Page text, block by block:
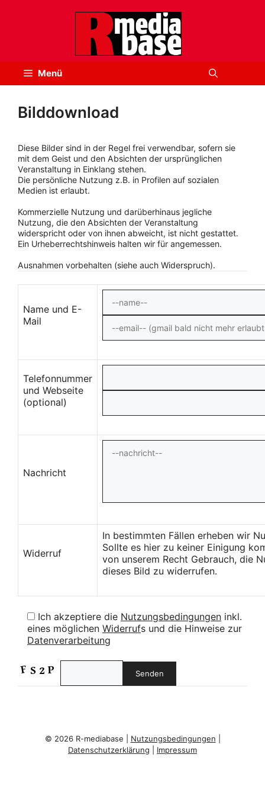
Menü
Bilddownload
Diese Bilder sind in der Regel frei verwendbar, sofern sie
mit dem Geist und den Absichten der ursprünglichen
Veranstaltung in Einklang stehen.
Die persönliche Nutzung z.B. in Profilen auf sozialen
Medien ist erlaubt.
Kommerzielle Nutzung und darüberhinaus jegliche
Nutzung, die den Absichten der Veranstaltung
widerspricht oder von ihnen abweicht, ist nicht gestattet.
Ein Urheberrechtshinweis halten wir für angemessen.
Ausnahmen vorbehalten (siehe auch Widerspruch).
Name und E-
Mail
Telefonnummer
und Webseite
(optional)
Nachricht
Widerruf
In bestimmten Fällen erheben wir
Sollte es hier zu keiner Einigung
von unserem Recht Gebrauch, die
dieses Bild zu widerrufen.
Ich akzeptiere die Nutzungsbedingungen inkl.
eines möglichen Widerrufs und die Hinweise zur
Datenverarbeitung
© 2026 R-mediabase | Nutzungsbedingungen
Datenschutzerklärung
Impressum